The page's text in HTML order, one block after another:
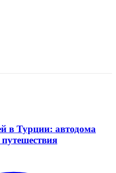
в Турции: автодома